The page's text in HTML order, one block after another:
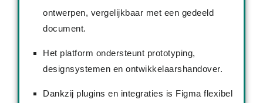
ontwerpen, vergelijkbaar met een gedeeld
document.
Het platform ondersteunt prototyping,
designsystemen en ontwikkelaarshandover.
Dankzij plugins en integraties is Figma flexibel